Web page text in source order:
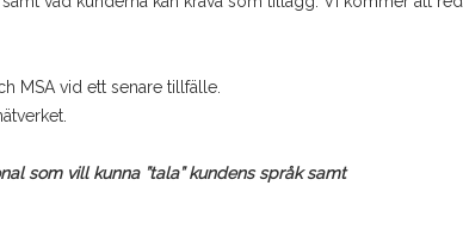
MSA vid ett senare tillfälle.
som vill kunna ”tala” kundens språk samt